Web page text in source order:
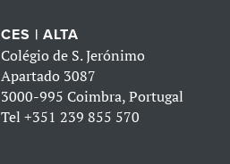
CES | ALTA
Colégio de S. Jerónimo
Apartado 3087
3000-995 Coimbra, Portugal
Tel+351 239 855 570